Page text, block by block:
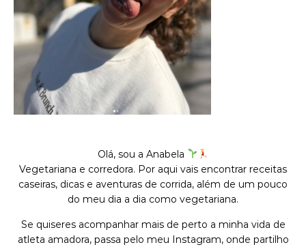
Olá, sou a Anabela
Vegetariana e corredora. Por aqui vais encontrar receitas
caseiras, dicas e aventuras de corrida, além de um pouco
do meu dia a dia como vegetariana.
Se quiseres acompanhar mais de perto a minha vida de
atleta amadora, passa pelo meu Instagram, onde partilho